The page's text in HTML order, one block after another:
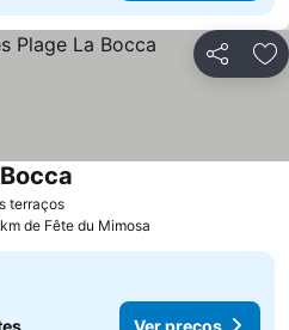
Partilhar
terraçosVer preços
de Fête du Mimosa
Ver preços